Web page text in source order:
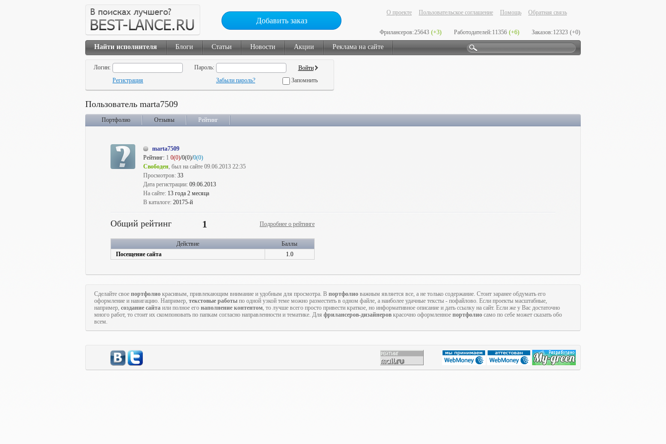
Добавить заказ
О проекте Пользовательское соглашение Помощь Обратная связь
Фрилансеров:25643 (+3) Работодателей:11356 (+6) Заказов:12323 (+0)
Найти исполнителя Блоги Статьи Новости Акции Реклама на сайте
Логин:
Пароль:
Регистрация
Забыли пароль? Запомнить
Пользователь marta7509
Портфолио Отзывы Рейтинг
marta7509
Рейтинг: 1 0(0)/0(0)/0(0)
Свободен, был на сайте 09.06.2013 22:35
Просмотров: 33
Дата регистрации: 09.06.2013
На сайте: 13 года 2 месяца
В каталоге: 20175-й
Общий рейтинг 1 Подробнее о рейтинге
Действие
Баллы
Посещение сайта
1.0
Сделайте свое портфолио красивым, привлекающим внимание и удобным для просмотра. В портфолио важным является все, а не только содержание. Стоит заранее обдумать его
оформление и навигацию. Например, текстовые работы по одной узкой теме можно разместить в одном файле, а наиболее удачные тексты - пофайлово. Если проекты масштабные,
например, создание сайта или полное его наполнение контентом, то лучше всего просто привести краткое, но информативное описание и дать ссылку на сайт. Если же у Вас достаточно
много работ, то стоит их скомпоновать по папкам согласно направленности и тематике. Для фрилансеров-дизайнеров красочно оформленное портфолио само по себе может сказать обо
всем.